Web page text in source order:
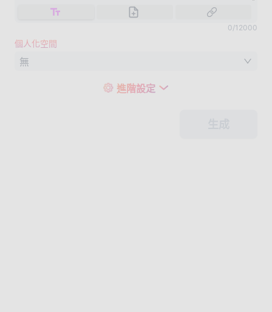
0/12000
個人化空間
無
進階設定